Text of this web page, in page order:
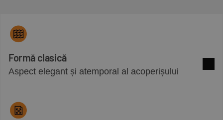
Formă clasică
Aspect elegant și atemporal al acoperișului